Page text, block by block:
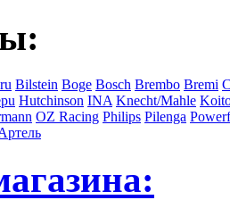
Bilstein Boge Bosch Brembo Bremi
Hutchinson INA Knecht/Mahle
OZ Racing Philips Pilenga